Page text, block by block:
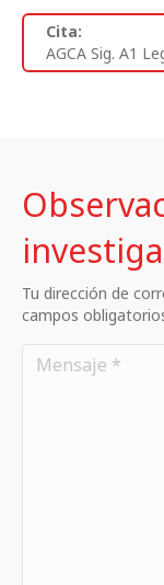
Cita:
AGCA Sig. A1
Tu dirección de
campos